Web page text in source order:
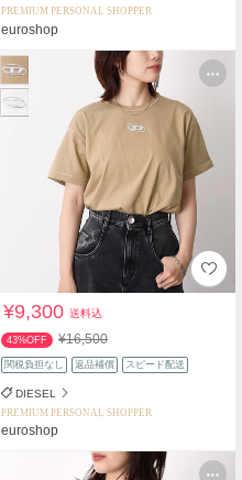
PREMIUM PERSONAL SHOPPER
euroshop
¥9,300送料込
43%OFF ¥16,500
関税負担なし 返品補償 スピード配送
DIESEL
PREMIUM PERSONAL SHOPPER
euroshop